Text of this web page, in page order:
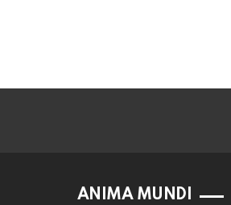
ANIMA MUNDI